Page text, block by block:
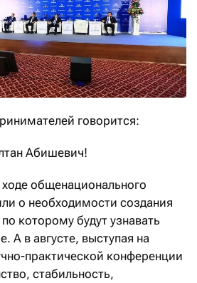
говорится:
Абишевич!
общенационального
о необходимости создания
которому будут узнавать
А в августе, выступая на
практической конференции
стабильность,